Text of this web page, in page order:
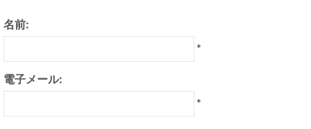
名前:
*
電子メール:
*